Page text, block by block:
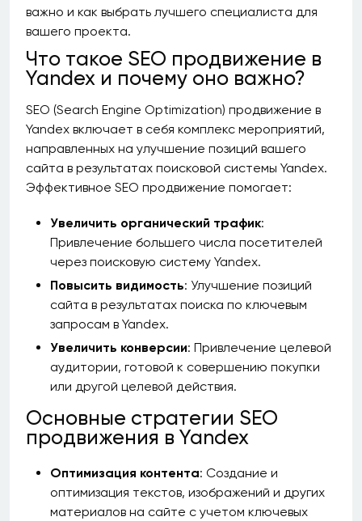
важно и как выбрать лучшего специалиста для
вашего проекта.
Что такое SEO продвижение в
Yandex и почему оно важно?
SEO (Search Engine Optimization) продвижение в
Yandex включает в себя комплекс мероприятий,
направленных на улучшение позиций вашего
сайта в результатах поисковой системы Yandex.
Эффективное SEO продвижение помогает:
Увеличить органический трафик:
Привлечение большего числа посетителей
через поисковую систему Yandex.
Повысить видимость: Улучшение позиций
сайта в результатах поиска по ключевым
запросам в Yandex.
Увеличить конверсии: Привлечение целевой
аудитории, готовой к совершению покупки
или другой целевой действия.
Основные стратегии SEO
продвижения в Yandex
Оптимизация контента: Создание и
оптимизация текстов, изображений и других
материалов на сайте с учетом ключевых